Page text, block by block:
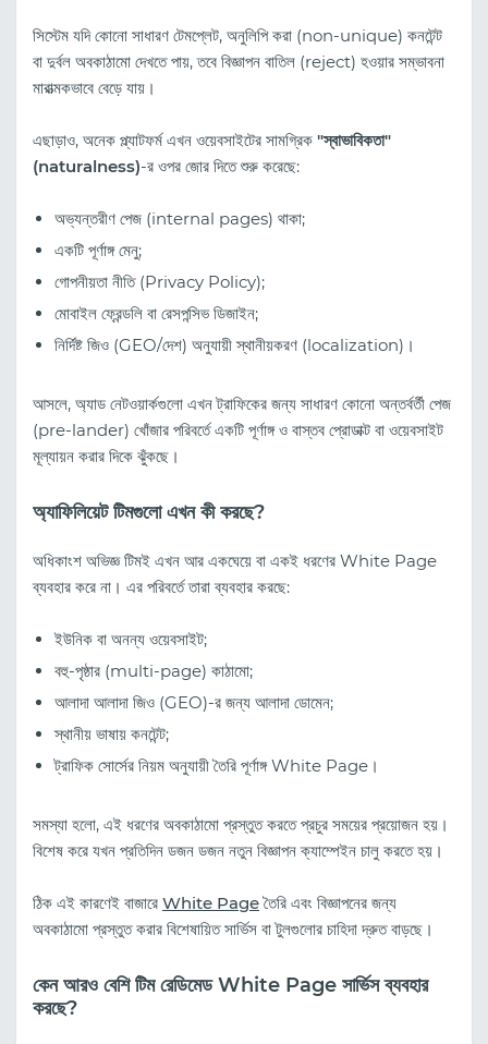
সিস্টেম যদি কোনো সাধারণ টেমপ্লেট, অনুলিপি করা (non-unique) কনটেন্ট
বা দুর্বল অবকাঠামো দেখতে পায়, তবে বিজ্ঞাপন বাতিল (reject) হওয়ার সম্ভাবনা
মারাত্মকভাবে বেড়ে যায়।
এছাড়াও, অনেক প্ল্যাটফর্ম এখন ওয়েবসাইটের সামগ্রিক "স্বাভাবিকতা"
(naturalness)-র ওপর জোর দিতে শুরু করেছে:
অভ্যন্তরীণ পেজ (internal pages) থাকা;
একটি পূর্ণাঙ্গ মেনু;
গোপনীয়তা নীতি (Privacy Policy);
মোবাইল ফ্রেন্ডলি বা রেসপন্সিভ ডিজাইন;
নির্দিষ্ট জিও (GEO/দেশ) অনুযায়ী স্থানীয়করণ (localization)।
আসলে, অ্যাড নেটওয়ার্কগুলো এখন ট্রাফিকের জন্য সাধারণ কোনো অন্তর্বর্তী পেজ
(pre-lander) খোঁজার পরিবর্তে একটি পূর্ণাঙ্গ ও বাস্তব প্রোডাক্ট বা ওয়েবসাইট
মূল্যায়ন করার দিকে ঝুঁকছে।
অ্যাফিলিয়েট টিমগুলো এখন কী করছে?
অধিকাংশ অভিজ্ঞ টিমই এখন আর একঘেয়ে বা একই ধরণের White Page
ব্যবহার করে না। এর পরিবর্তে তারা ব্যবহার করছে:
ইউনিক বা অনন্য ওয়েবসাইট;
বহু-পৃষ্ঠার (multi-page) কাঠামো;
আলাদা আলাদা জিও (GEO)-র জন্য আলাদা ডোমেন;
স্থানীয় ভাষায় কনটেন্ট;
ট্রাফিক সোর্সের নিয়ম অনুযায়ী তৈরি পূর্ণাঙ্গ White Page।
সমস্যা হলো, এই ধরণের অবকাঠামো প্রস্তুত করতে প্রচুর সময়ের প্রয়োজন হয়।
বিশেষ করে যখন প্রতিদিন ডজন ডজন নতুন বিজ্ঞাপন ক্যাম্পেইন চালু করতে হয়।
ঠিক এই কারণেই বাজারে White Pageতৈরি এবং বিজ্ঞাপনের জন্য
অবকাঠামো প্রস্তুত করার বিশেষায়িত সার্ভিস বা টুলগুলোর চাহিদা দ্রুত বাড়ছে।
কেন আরও বেশি টিম রেডিমেড White Page সার্ভিস ব্যবহার
করছে?